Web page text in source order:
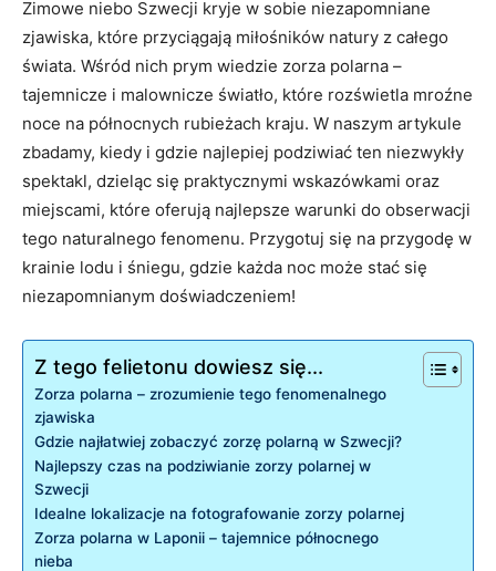
Zimowe niebo Szwecji kryje w sobie niezapomniane
zjawiska, które przyciągają miłośników natury z całego
świata. Wśród nich prym wiedzie zorza polarna –
tajemnicze i malownicze światło, które rozświetla mroźne
noce na północnych rubieżach kraju. W naszym artykule
zbadamy, kiedy i gdzie najlepiej podziwiać ten niezwykły
spektakl, dzieląc się praktycznymi wskazówkami oraz
miejscami, które oferują najlepsze warunki do obserwacji
tego naturalnego fenomenu. Przygotuj się na przygodę w
krainie lodu i śniegu, gdzie każda noc może stać się
niezapomnianym doświadczeniem!
Z tego felietonu dowiesz się...
Zorza polarna – zrozumienie tego fenomenalnego
zjawiska
Gdzie najłatwiej zobaczyć zorzę polarną w Szwecji?
Najlepszy czas na podziwianie zorzy polarnej w
Szwecji
Idealne lokalizacje na fotografowanie zorzy polarnej
Zorza polarna w Laponii – tajemnice północnego
nieba